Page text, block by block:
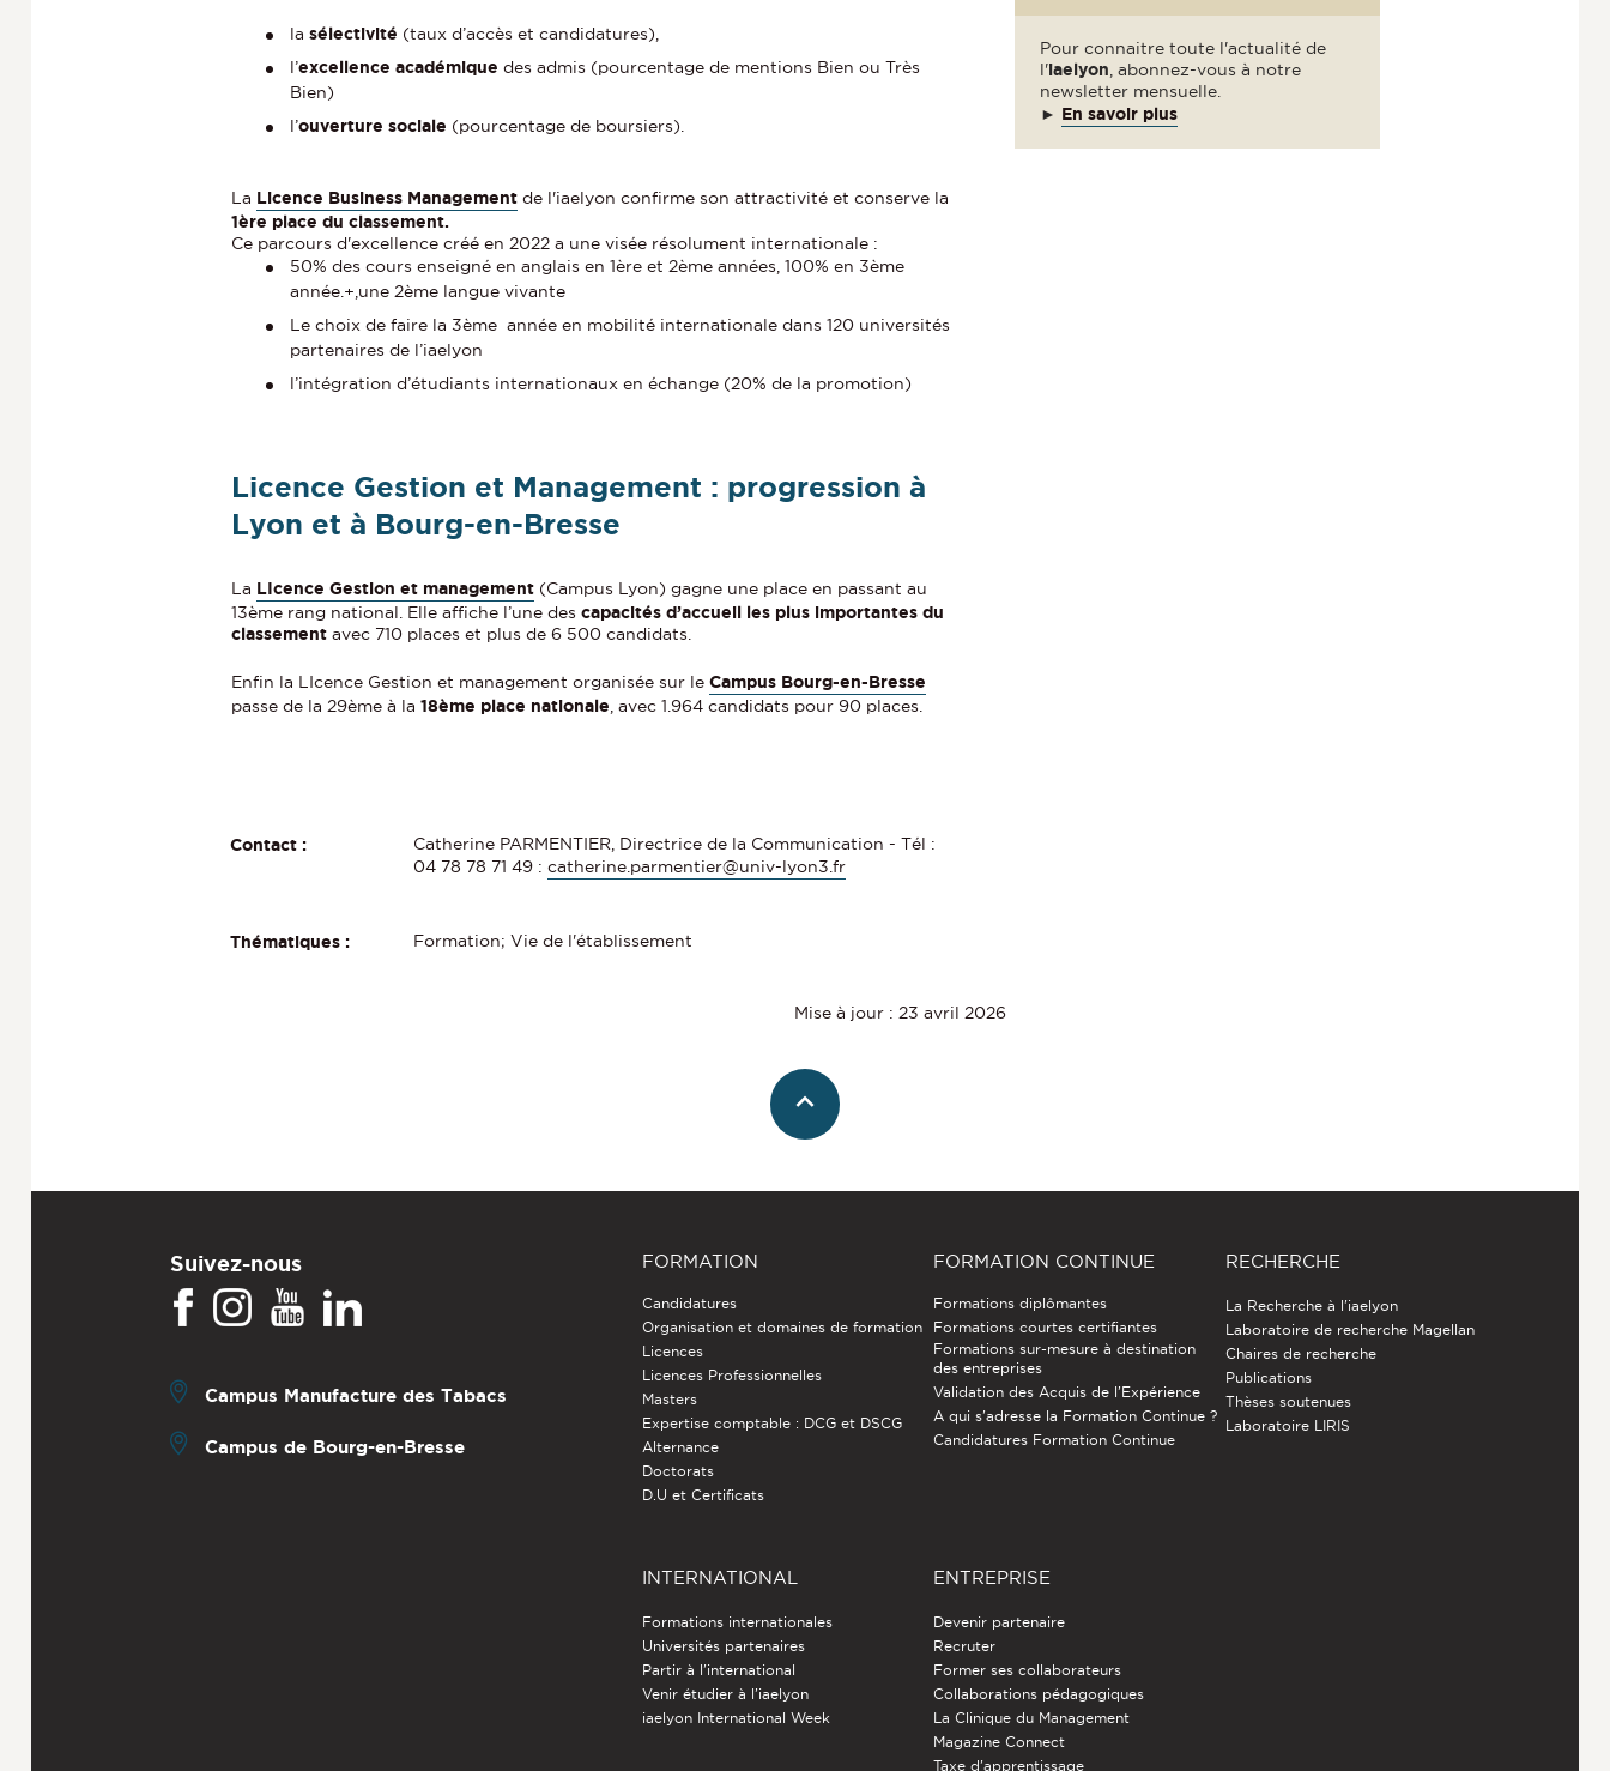
lasélectivité (taux d’accès et candidatures),
l’excellence académique des admis (pourcentage de mentions Bien ou Très
Bien)
l’ouverture sociale (pourcentage de boursiers).
La Licence Business Management de l'iaelyon confirme son attractivité et conserve la
1ère place du classement.
Ce parcours d'excellence créé en 2022 a une visée résolument internationale :
50% des cours enseigné en anglais en 1ère et 2ème années, 100% en 3ème
année.+,une 2ème langue vivante
Le choix de faire la 3ème année en mobilité internationale dans 120 universités
partenaires de l’iaelyon
l’intégration d’étudiants internationaux en échange (20% de la promotion)
Licence Gestion et Management : progression à
Lyon et à Bourg-en-Bresse
La LIcence Gestion et management (Campus Lyon) gagne une place en passant au
13ème rang national. Elle affiche l’une descapacités d’accueil les plus importantes du
classement avec 710 places et plus de 6 500 candidats.
Enfin la LIcence Gestion et management organisée sur leCampus Bourg-en-Bresse
passe de la 29ème à la18ème place nationale , avec 1.964 candidats pour 90 places.
Contact :
Catherine PARMENTIER, Directrice de la Communication - Tél :
04 78 78 71 49 :catherine.parmentier@univ-lyon3.fr
Thématiques : Formation; Vie de l'établissement
Pour connaitre toute l'actualité de
l'iaelyon , abonnez-vous à notre
newsletter mensuelle.
► En savoir plus
Mise à jour : 23 avril 2026
Suivez-nous
Campus Manufacture des Tabacs
Campus de Bourg-en-Bresse
FORMATION
Candidatures
Organisation et domaines de formation
Licences
Licences Professionnelles
Masters
Expertise comptable : DCG et DSCG
Alternance
Doctorats
D.U et Certificats
FORMATION CONTINUE
Formations diplômantes
Formations courtes certifiantes
Formations sur-mesure à destination
des entreprises
Validation des Acquis de l’Expérience
A qui s'adresse la Formation Continue ?
Candidatures Formation Continue
RECHERCHE
La Recherche à l'iaelyon
Laboratoire de recherche Magellan
Chaires de recherche
Publications
Thèses soutenues
Laboratoire LIRIS
INTERNATIONAL
Formations internationales
Universités partenaires
Partir à l'international
Venir étudier à l’iaelyon
iaelyon International Week
ENTREPRISE
Devenir partenaire
Recruter
Former ses collaborateurs
Collaborations pédagogiques
La Clinique du Management
Magazine Connect
Taxe d'apprentissage